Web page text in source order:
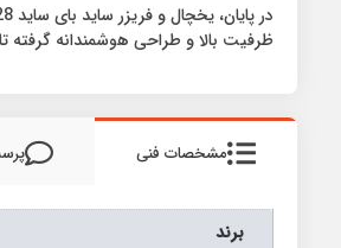
ظرفیت بالا و طراحی هوشمندانه گرفته
مشخصات فنی
برند